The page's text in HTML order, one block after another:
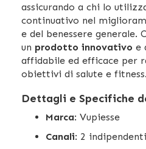
assicurando a chi lo
continuativo nel
e del benessere generale.
un prodotto innovativo e
affidabile ed efficace per
obiettivi di salute e fitness.
Dettagli e Specifiche
Marca: Vupiesse
Canali: 2 indipendenti